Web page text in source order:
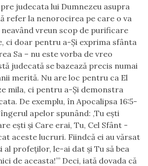
judecata lui Dumnezeu asupra
refer la nenorocirea pe care o va
vreun scop de purificare
ci doar pentru a-Și exprima sfânta
Sa – nu este vorba de vreo
judecată se bazează precis numai
merită. Nu are loc pentru ca El
mila, ci pentru a-Și demonstra
De exemplu, în Apocalipsa 16:5-
apelor spunând: ‚Tu eşti
eşti şi Care erai, Tu, Cel Sfânt -
aceste lucruri. Fiindcă ei au vărsat
al profeţilor, le-ai dat şi Tu să bea
de aceasta!’” Deci, iată dovada că